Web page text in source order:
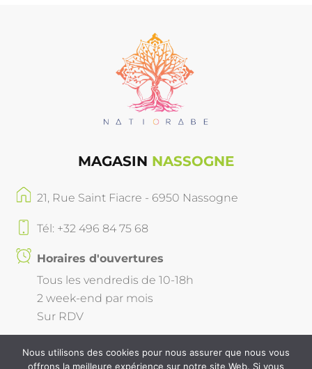
MAGASIN NASSOGNE
21, Rue Saint Fiacre - 6950 Nassogne
Tél: +32 496 84 75 68
Horaires d'ouvertures
Tous les vendredis de 10-18h
2 week-end par mois
Sur RDV
Nous utilisons des cookies pour nous assurer que nous vous
offrons la meilleure expérience sur notre site Web. Si vous